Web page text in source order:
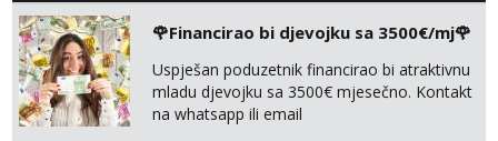
Čekam tvoj poziv!
Tel:064/677-677- Kod: #142
🌹Financirao bi djevojku sa 3500€/mj🌹
Uspješan poduzetnik financirao bi atraktivnu
mladu djevojku sa 3500€ mjesečno. Kontakt
na whatsapp ili email